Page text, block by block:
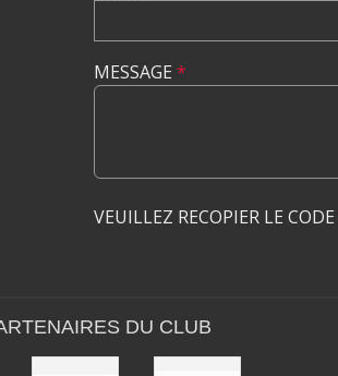
MESSAGE *
VEUILLEZ RECOPIER LE CODE
DU CLUB